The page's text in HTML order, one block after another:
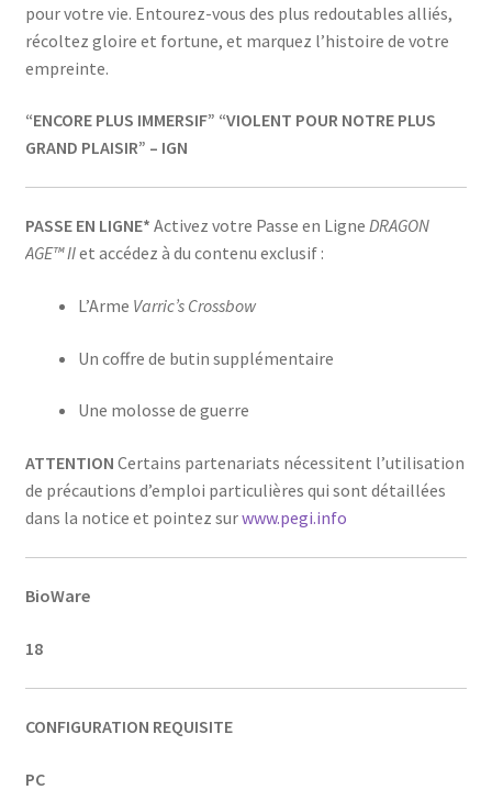
pour votre vie. Entourez-vous des plus redoutables alliés,
récoltez gloire et fortune, et marquez l’histoire de votre
empreinte.
“ENCORE PLUS IMMERSIF” “VIOLENT POUR NOTRE PLUS
GRAND PLAISIR” – IGN
PASSE EN LIGNE* Activez votre Passe en Ligne DRAGON
AGE™ IIet accédez à du contenu exclusif :
L’Arme Varric’s Crossbow
Un coffre de butin supplémentaire
Une molosse de guerre
ATTENTION Certains partenariats nécessitent l’utilisation
de précautions d’emploi particulières qui sont détaillées
dans la notice et pointez surwww.pegi.info
BioWare
18
CONFIGURATION REQUISITE
PC